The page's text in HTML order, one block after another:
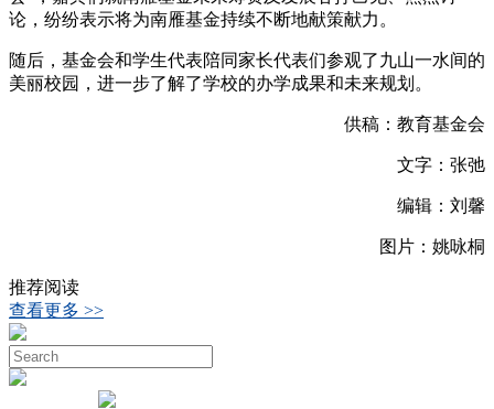
论，纷纷表示将为南雁基金持续不断地献策献力。
随后，基金会和学生代表陪同家长代表们参观了九山一水间的
美丽校园，进一步了解了学校的办学成果和未来规划。
供稿：教育基金会
文字：张弛
编辑：刘馨
图片：姚咏桐
推荐阅读
查看更多 >>